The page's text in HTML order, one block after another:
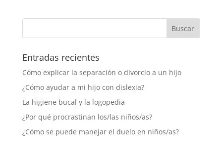
Entradas recientes
Cómo explicar la separación o divorcio a un hijo
¿Cómo ayudar a mi hijo con dislexia?
La higiene bucal y la logopedia
¿Por qué procrastinan los/las niños/as?
¿Cómo se puede manejar el duelo en niños/as?